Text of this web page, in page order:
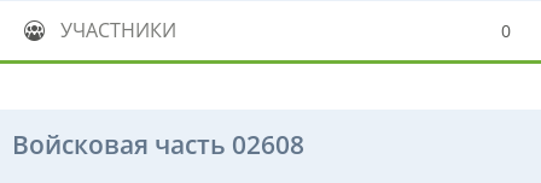
УЧАСТНИКИ 0
Войсковая часть 02608